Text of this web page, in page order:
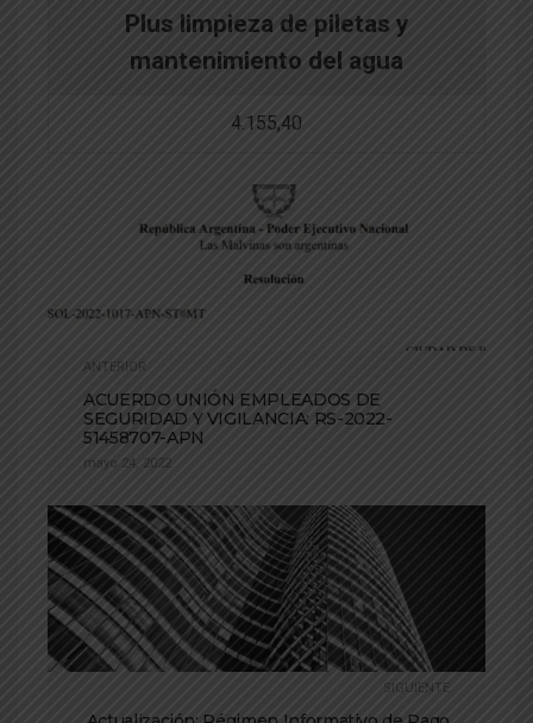
Plus limpieza de piletas y
mantenimiento del agua
4.155,40
ANTERIOR
ACUERDO UNIÓN EMPLEADOS DE
SEGURIDAD Y VIGILANCIA: RS-2022-
51458707-APN
mayo 24, 2022
SIGUIENTE